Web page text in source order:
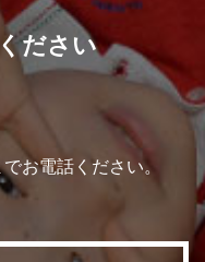
ださい
お電話ください。